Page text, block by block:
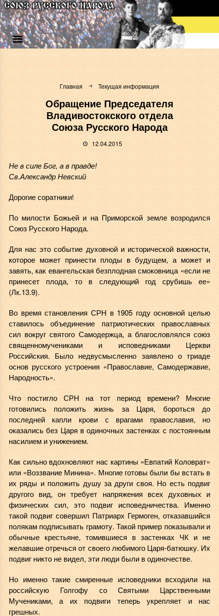
Главная Текущая информация
Обращение Председателя
Владивостокского отдела
Союза Русского Народа
12.04.2015
Не в силе Бог, а в правде!
Св.Александр Невский
Дорогие соратники!
По милости Божьей и на Приморской земле возродился
Союз Русского Народа.
Для нас это событие духовной и исторической важности,
которое может принести плоды в будущем, а может и
завять, как евангельская безплодная смоковница «если не
принесет плода, то в следующий год срубишь ее»
(Лк.13.9).
Во время становления СРН в 1905 году основной целью
ставилось объединение патриотических православных
сил вокруг святого Самодержца, а благословлялся союз
священномучениками и исповедниками Церкви
Российския. Было недвусмысленно заявлено о триаде
основ русского устроения «Православие, Самодержавие,
Народность».
Что постигло СРН на тот период времени? Многие
готовились положить жизнь за Царя, бороться до
последней капли крови с врагами православия, но
оказались без Царя в одиночных застенках с постоянным
насилием и унижением.
Как сильно вдохновляют нас картины «Евпатий Коловрат»
или «Воззвание Минина». Многие готовы были бы встать в
их ряды и положить душу за други своя. Но есть подвиг
другого вид, он требует напряжения всех духовных и
физических сил, это подвиг исповедничества. Именно
такой подвиг совершил Патриарх Гермоген, отказавшийся
полякам подписывать грамоту. Такой пример показывали и
обычные крестьяне, томившиеся в застенках ЧК и не
желавшие отречься от своего любимого Царя-батюшку. Их
подвиг никто не видел, эти люди были в одиночестве.
Но именно такие смиренные исповедники всходили на
российскую Голгофу со Святыми Царственными
Мучениками, а их подвиги теперь укрепляет и нас
грешных.